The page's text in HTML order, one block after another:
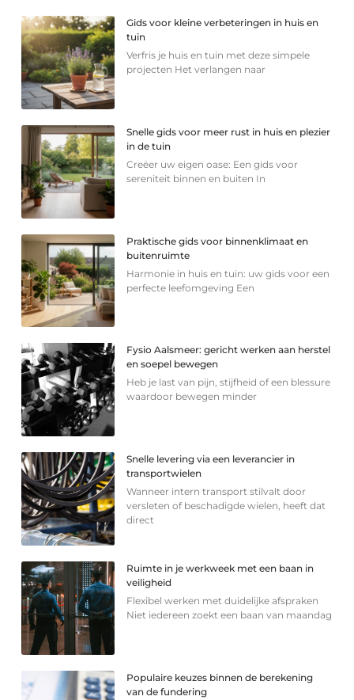
Gids voor kleine verbeteringen in huis en
tuin
Verfris je huis en tuin met deze simpele
projecten Het verlangen naar
Snelle gids voor meer rust in huis en plezier
in de tuin
Creëer uw eigen oase: Een gids voor
sereniteit binnen en buiten In
Praktische gids voor binnenklimaat en
buitenruimte
Harmonie in huis en tuin: uw gids voor een
perfecte leefomgeving Een
Fysio Aalsmeer: gericht werken aan herstel
en soepel bewegen
Heb je last van pijn, stijfheid of een blessure
waardoor bewegen minder
Snelle levering via een leverancier in
transportwielen
Wanneer intern transport stilvalt door
versleten of beschadigde wielen, heeft dat
direct
Ruimte in je werkweek met een baan in
veiligheid
Flexibel werken met duidelijke afspraken
Niet iedereen zoekt een baan van maandag
Populaire keuzes binnen de berekening
van de fundering